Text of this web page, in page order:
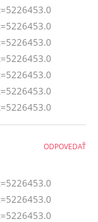
ODPOVEDAŤ